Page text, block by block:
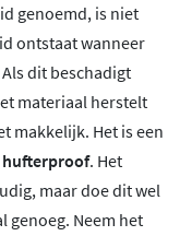
genoemd, is niet
ontstaat wanneer
dit beschadigt
materiaal herstelt
makkelijk. Het is een
hufterproof. Het
maar doe dit wel
genoeg. Neem het